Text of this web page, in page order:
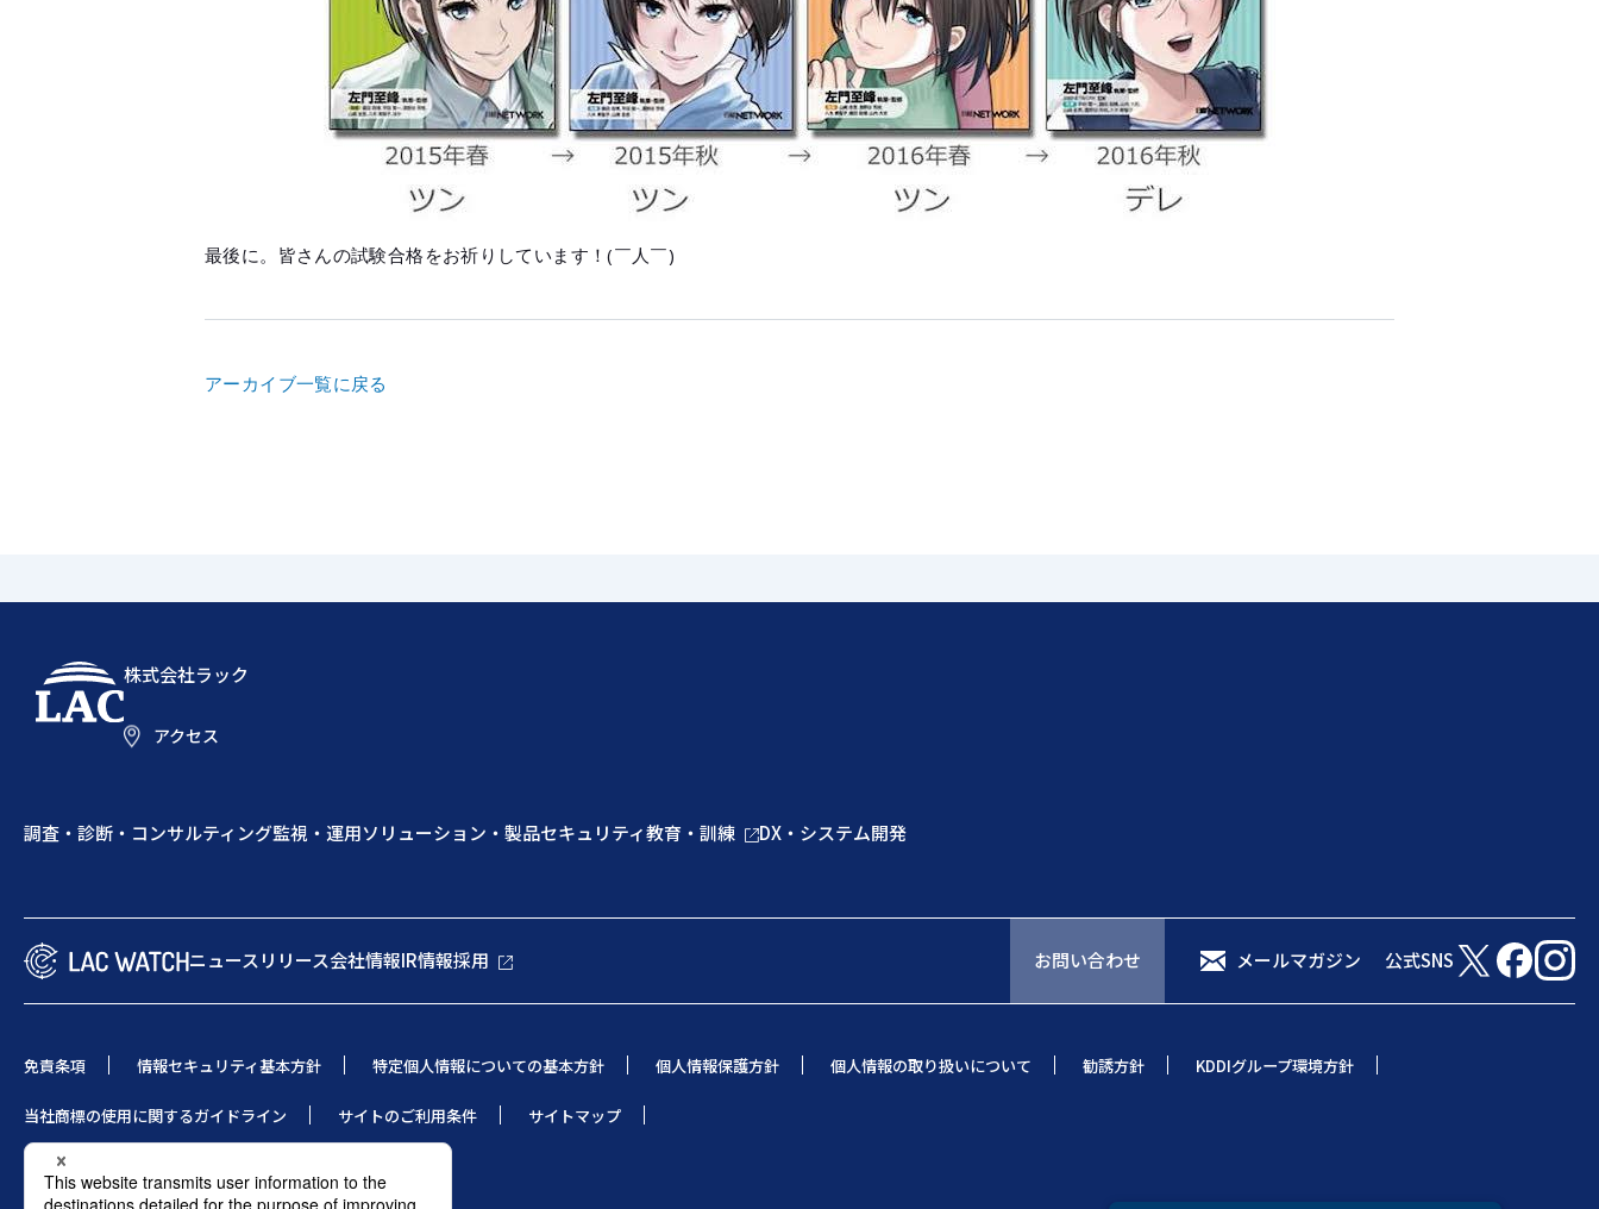
最後に。皆さんの試験合格をお祈りしています！(￣人￣)
アーカイブ一覧に戻る
株式会社ラック
アクセス
調査・診断・コンサルティング監視・運用ソリューション・製品セキュリティ教育・訓練 DX・システム開発
ニュースリリース会社情報IR情報採用 お問い合わせ メールマガジン 公式SNS
免責条項 情報セキュリティ基本方針 特定個人情報についての基本方針 個人情報保護方針 個人情報の取り扱いについて 勧誘方針 KDDIグループ環境方針
当社商標の使用に関するガイドライン サイトのご利用条件 サイトマップ
© 1995 LAC Co., Ltd.